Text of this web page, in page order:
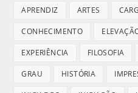
APRENDIZ ARTES
CONHECIMENTO
EXPERIÊNCIA FILOSOFIA
GRAU HISTÓRIA